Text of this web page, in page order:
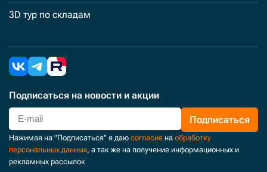
3D тур по складам
Подписаться на новости и акции
Подписаться
Нажимая на "Подписаться" я даю согласие на обработку
персональных данных, а так же на получение информационных и
рекламных рассылок